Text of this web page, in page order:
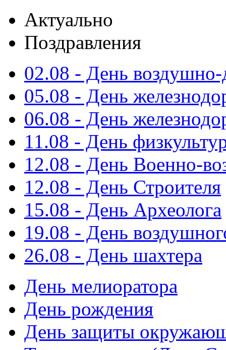
Актуально
Поздравления
02.08 - День воздушно-
05.08 - День
06.08 - День
11.08 - День
12.08 - День Военно-
12.08 - День Строителя
15.08 - День Археолога
19.08 - День
26.08 - День шахтера
День мелиоратора
День рождения
День защиты